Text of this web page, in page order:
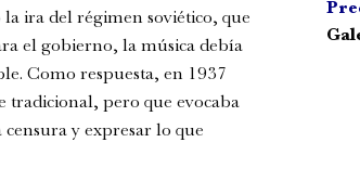
ira del régimen soviético, que
el gobierno, la música debía
Como respuesta, en 1937
tradicional, pero que evocaba
y expresar lo que